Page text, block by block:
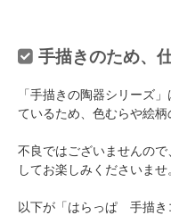
手描きのため、
「手描きの陶器シリーズ
ているため、色むらや絵柄
不良ではございませんの
してお楽しみくださいませ
以下が「はらっぱ 手描き